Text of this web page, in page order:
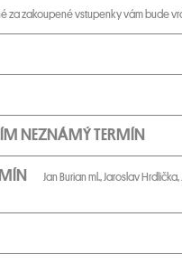
za zakoupené vstupenky vám bude
NEZNÁMÝ TERMÍN
Jan Burian ml., Jaroslav